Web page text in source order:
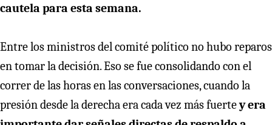
cautela para esta semana.
Entre los ministros del comité político no hubo reparos
en tomar la decisión. Eso se fue consolidando con el
correr de las horas en las conversaciones, cuando la
presión desde la derecha era cada vez más fuertey era